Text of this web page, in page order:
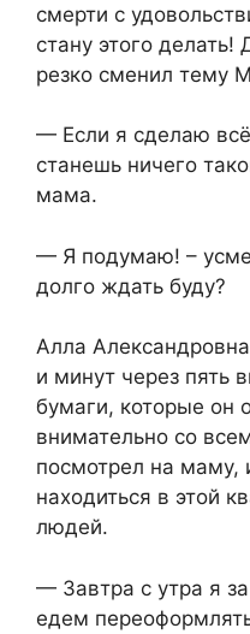
смерти с
стану этого
резко сменил тему
— Если я сделаю
станешь ничего
мама.
— Я подумаю! –
долго ждать буду?
Алла
и минут через пять
бумаги, которые он
внимательно со
посмотрел на маму,
находиться в этой
людей.
— Завтра с утра я
едем